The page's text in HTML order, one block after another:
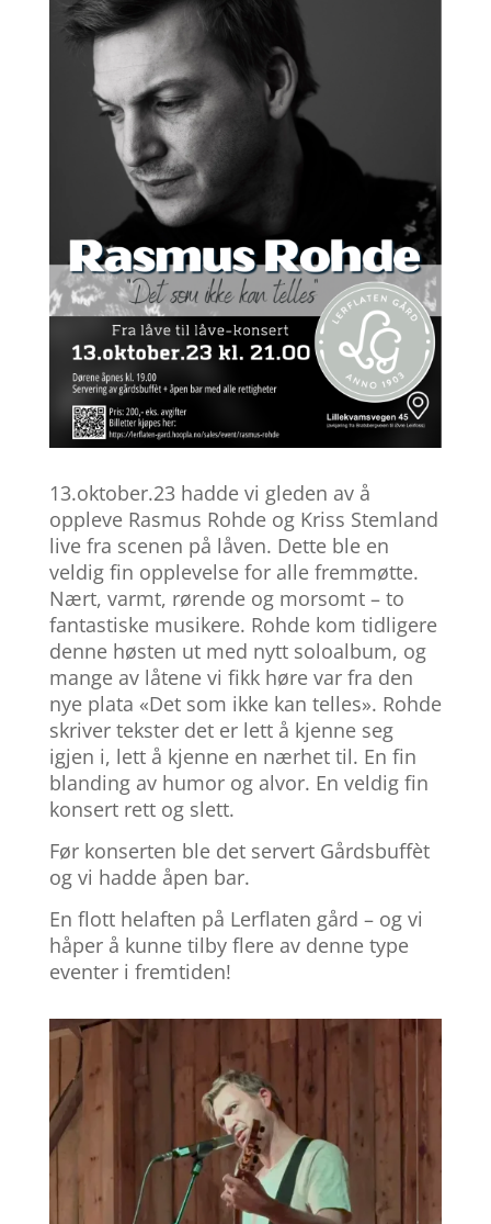
13.oktober.23 hadde vi gleden av å
oppleve Rasmus Rohde og Kriss Stemland
live fra scenen på låven. Dette ble en
veldig fin opplevelse for alle fremmøtte.
Nært, varmt, rørende og morsomt – to
fantastiske musikere. Rohde kom tidligere
denne høsten ut med nytt soloalbum, og
mange av låtene vi fikk høre var fra den
nye plata «Det som ikke kan telles». Rohde
skriver tekster det er lett å kjenne seg
igjen i, lett å kjenne en nærhet til. En fin
blanding av humor og alvor. En veldig fin
konsert rett og slett.
Før konserten ble det servert Gårdsbuffèt
og vi hadde åpen bar.
En flott helaften på Lerflaten gård – og vi
håper å kunne tilby flere av denne type
eventer i fremtiden!